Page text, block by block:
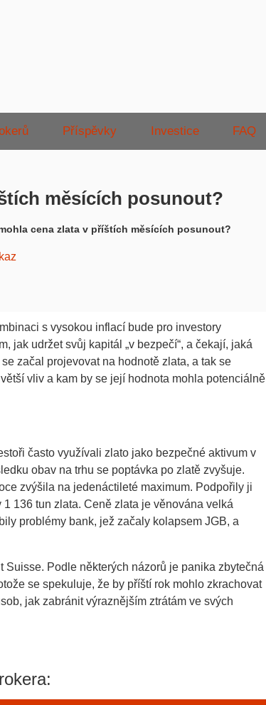
Příspěvky Investice FAQ
měsících posunout?
cena zlata v příštích měsících posunout?
s vysokou inflací bude pro investory
jak udržet svůj kapitál „v bezpečí“, a čekají, jaká
začal projevovat na hodnotě zlata, a tak se
vliv a kam by se její hodnota mohla potenciálně
často využívali zlato jako bezpečné aktivum v
obav na trhu se poptávka po zlatě zvyšuje.
zvýšila na jedenáctileté maximum. Podpořily ji
136 tun zlata. Ceně zlata je věnována velká
problémy bank, jež začaly kolapsem JGB, a
Podle některých názorů je panika zbytečná
se spekuluje, že by příští rok mohlo zkrachovat
jak zabránit výraznějším ztrátám ve svých